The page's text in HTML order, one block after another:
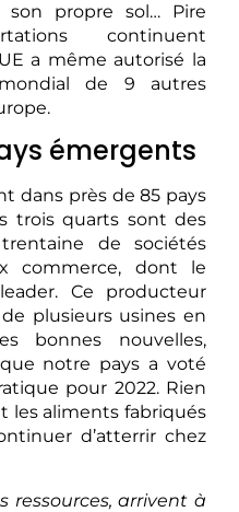
propre sol… Pire
continuent
a même autorisé la
de 9 autres
émergents
dans près de 85 pays
trois quarts sont des
de sociétés
commerce, dont le
Ce producteur
de plusieurs usines en
bonnes nouvelles,
notre pays a voté
pour 2022. Rien
les aliments fabriqués
d’atterrir chez
ressources, arrivent à